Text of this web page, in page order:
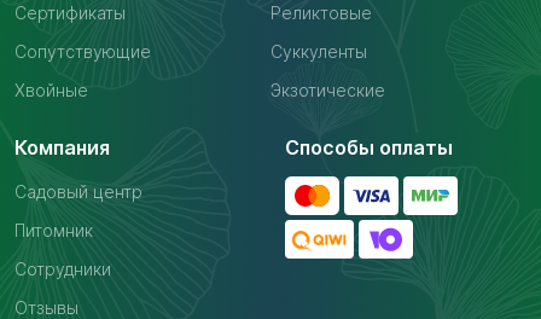
Сертификаты
Реликтовые
Сопутствующие
Суккуленты
Хвойные
Экзотические
Компания
Садовый центр
Питомник
Сотрудники
Отзывы
Способы оплаты